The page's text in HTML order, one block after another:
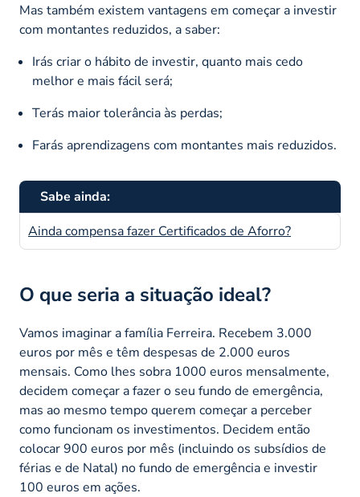
Mas também existem vantagens em começar a investir
com montantes reduzidos, a saber:
Irás criar o hábito de investir, quanto mais cedo
melhor e mais fácil será;
Terás maior tolerância às perdas;
Farás aprendizagens com montantes mais reduzidos.
Sabe ainda:
Ainda compensa fazer Certificados de Aforro?
O que seria a situação ideal?
Vamos imaginar a família Ferreira. Recebem 3.000
euros por mês e têm despesas de 2.000 euros
mensais. Como lhes sobra 1000 euros mensalmente,
decidem começar a fazer o seu fundo de emergência,
mas ao mesmo tempo querem começar a perceber
como funcionam os investimentos. Decidem então
colocar 900 euros por mês (incluindo os subsídios de
férias e de Natal) no fundo de emergência e investir
100 euros em ações.